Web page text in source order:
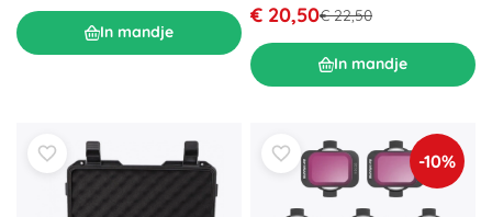
In mandje
€ 20,50€ 22,50
In mandje
-10%